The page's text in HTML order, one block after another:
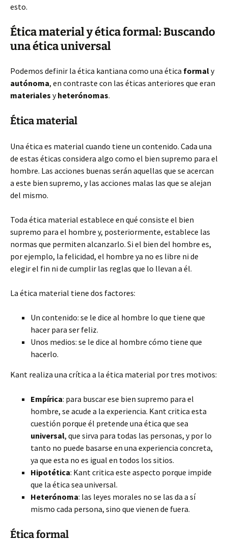
esto.
Ética material y ética formal: Buscando
una ética universal
Podemos definir la ética kantiana como una ética formaly
autónoma, en contraste con las éticas anteriores que eran
materiales yheterónomas.
Ética material
Una ética es material cuando tiene un contenido. Cada una
de estas éticas considera algo como el bien supremo para el
hombre. Las acciones buenas serán aquellas que se acercan
a este bien supremo, y las acciones malas las que se alejan
del mismo.
Toda ética material establece en qué consiste el bien
supremo para el hombre y, posteriormente, establece las
normas que permiten alcanzarlo. Si el bien del hombre es,
por ejemplo, la felicidad, el hombre ya no es libre ni de
elegir el fin ni de cumplir las reglas que lo llevan a él.
La ética material tiene dos factores:
Un contenido: se le dice al hombre lo que tiene que
hacer para ser feliz.
Unos medios: se le dice al hombre cómo tiene que
hacerlo.
Kant realiza una crítica a la ética material por tres motivos:
Empírica: para buscar ese bien supremo para el
hombre, se acude a la experiencia. Kant critica esta
cuestión porque él pretende una ética que sea
universal, que sirva para todas las personas, y por lo
tanto no puede basarse en una experiencia concreta,
ya que esta no es igual en todos los sitios.
Hipotética: Kant critica este aspecto porque impide
que la ética sea universal.
Heterónoma: las leyes morales no se las da a sí
mismo cada persona, sino que vienen de fuera.
Ética formal